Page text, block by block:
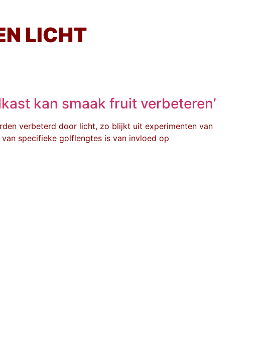
LICHT
kan smaak fruit verbeteren’
verbeterd door licht, zo blijkt uit experimenten van
specifieke golflengtes is van invloed op